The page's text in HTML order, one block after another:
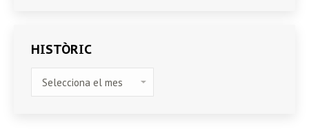
HISTÒRIC